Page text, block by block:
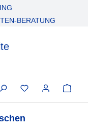
BERATUNG